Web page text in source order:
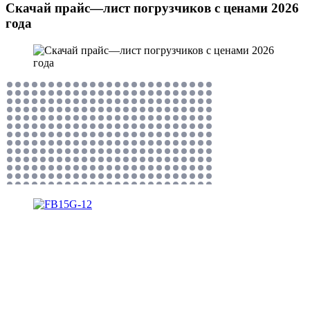
Скачай прайс—лист погрузчиков с ценами 2026
года